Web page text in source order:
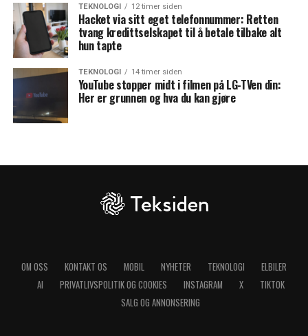
TEKNOLOGI 12 timer siden
Hacket via sitt eget telefonnummer: Retten
tvang kredittselskapet til å betale tilbake alt
hun tapte
TEKNOLOGI 14 timer siden
YouTube stopper midt i filmen på LG-TVen din:
Her er grunnen og hva du kan gjøre
OM OSS KONTAKT OS MOBIL NYHETER TEKNOLOGI
ELBILER
AI
PRIVATLIVSPOLITIK OG COOKIES INSTAGRAM X
TIKTOK
SALG OG ANNONSERING